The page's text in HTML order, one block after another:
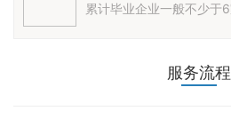
累计毕业企业一般不少于
服务流程